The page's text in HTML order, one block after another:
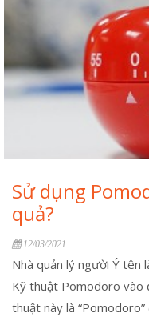
Sử dụng
quả?
12/03/2021
Nhà quản lý người Ý tên
Kỹ thuật Pomodoro vào
thuật này là